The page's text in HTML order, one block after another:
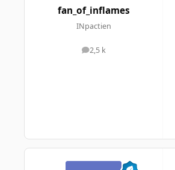
fan_of_inflames
INpactien
2,5 k
messages